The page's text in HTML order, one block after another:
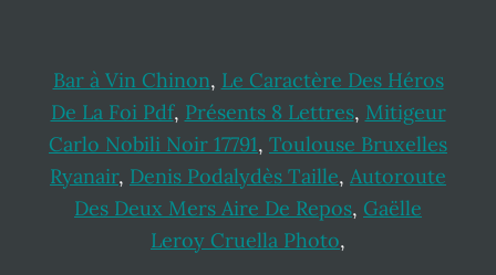
Bar à Vin Chinon, Le Caractère Des Héros
De La Foi Pdf, Présents 8 Lettres, Mitigeur
Carlo Nobili Noir 17791, Toulouse Bruxelles
Ryanair, Denis Podalydès Taille, Autoroute
Des Deux Mers Aire De Repos, Gaëlle
Leroy Cruella Photo,